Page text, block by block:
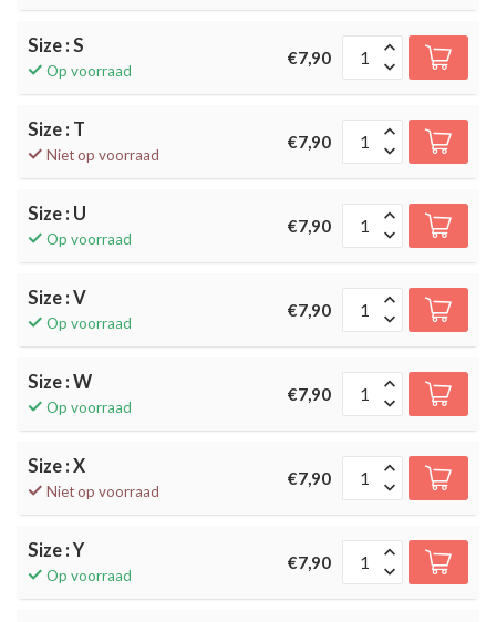
Size : S
Op voorraad
€7,90
Size : T
Niet op voorraad
€7,90
Size : U
Op voorraad
€7,90
Size : V
Op voorraad
€7,90
Size : W
Op voorraad
€7,90
Size : X
Niet op voorraad
€7,90
Size : Y
Op voorraad
€7,90